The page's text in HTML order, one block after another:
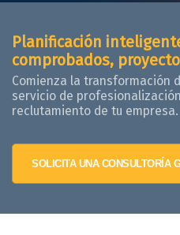
Planificación
comprobados,
Comienza la transformación
servicio de
reclutamiento de tu empresa.
SOLICITA UNA CONSULTORÍA